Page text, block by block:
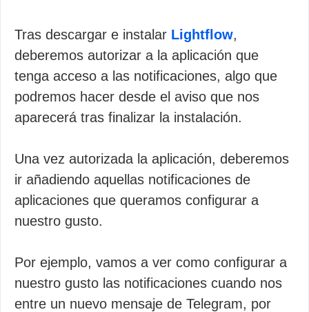
Tras descargar e instalar Lightflow,
deberemos autorizar a la aplicación que
tenga acceso a las notificaciones, algo que
podremos hacer desde el aviso que nos
aparecerá tras finalizar la instalación.
Una vez autorizada la aplicación, deberemos
ir añadiendo aquellas notificaciones de
aplicaciones que queramos configurar a
nuestro gusto.
Por ejemplo, vamos a ver como configurar a
nuestro gusto las notificaciones cuando nos
entre un nuevo mensaje de Telegram, por